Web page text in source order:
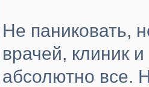
Не паниковать,
врачей, клиник
абсолютно все.